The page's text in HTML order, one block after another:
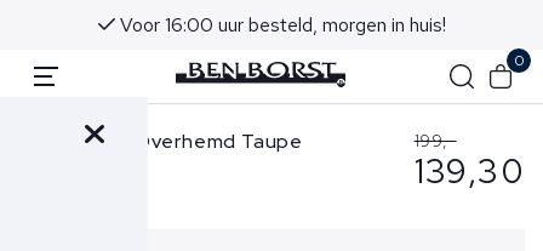
Voor 16:00 uur besteld, morgen in huis!
0
Gran Sasso Overhemd Taupe 199,-
139,30